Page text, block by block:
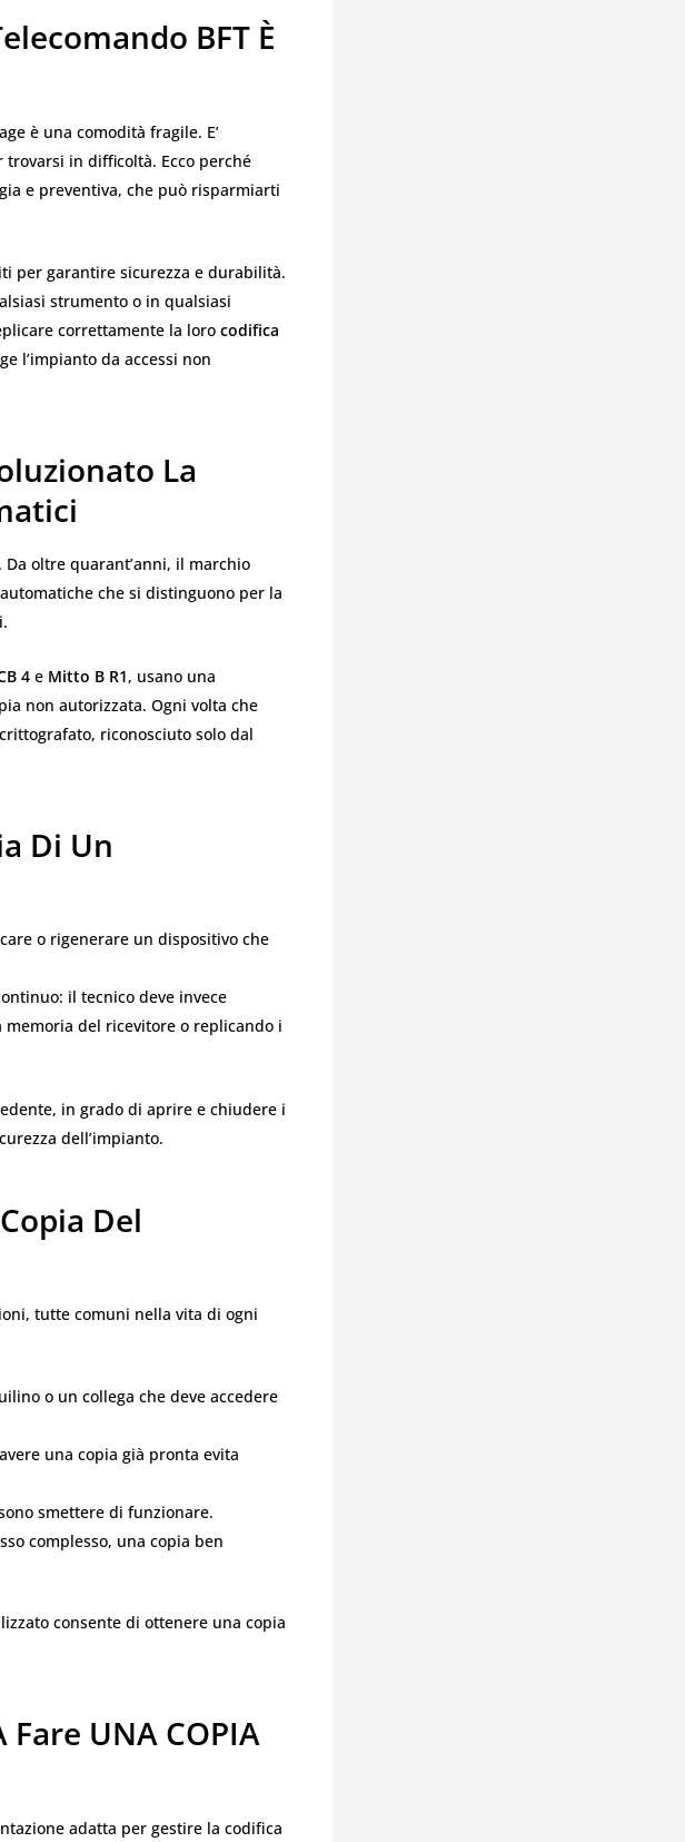
BFT È
è una comodità fragile. E’
in difficoltà. Ecco perché
e preventiva, che può risparmiarti
per garantire sicurezza e durabilità.
strumento o in qualsiasi
correttamente la loro codifica
l’impianto da accessi non
La
oltre quarant’anni, il marchio
che si distinguono per la
4 e Mitto B R1, usano una
non autorizzata. Ogni volta che
riconosciuto solo dal
Di Un
o rigenerare un dispositivo che
il tecnico deve invece
memoria del ricevitore o replicando i
in grado di aprire e chiudere i
dell’impianto.
Del
tutte comuni nella vita di ogni
o un collega che deve accedere
avere una copia già pronta evita
smettere di funzionare.
complesso, una copia ben
consente di ottenere una copia
UNA COPIA
adatta per gestire la codifica